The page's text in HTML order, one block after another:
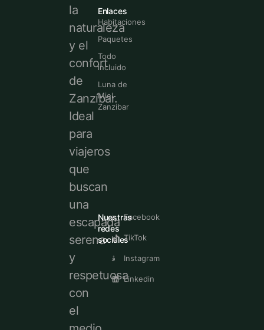
la
naturaleza
y el
confort
de
Zanzíbar.
Ideal
para
viajeros
que
buscan
una
escapada
serena
y
respetuosa
con
el
Enlaces
Habitaciones
Paquetes
Todo
incluido
Luna de
Miel
Zanzibar
Nuestras
redes
sociales
Facebook
TikTok
Instagram
Linkedin